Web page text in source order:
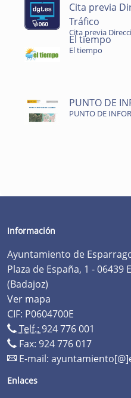
Cita previa
Tráfico
Cita previa
El tiempo
El tiempo
PUNTO DE
PUNTO DE
Información
Ayuntamiento de
Plaza de España, 1 - 06439
(Badajoz)
Ver mapa
CIF: P0604700E
Telf.: 924 776 001
Fax: 924 776 017
E-mail:
Enlaces